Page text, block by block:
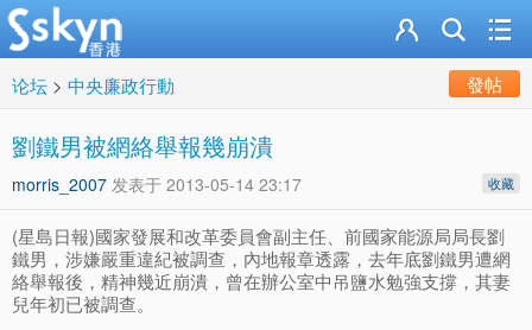
论坛 > 中央廉政行動 發帖
劉鐵男被網絡舉報幾崩潰
收藏
morris_2007 发表于 2013-05-14 23:17
(星島日報)國家發展和改革委員會副主任、前國家能源局局長劉
鐵男，涉嫌嚴重違紀被調查，內地報章透露，去年底劉鐵男遭網
絡舉報後，精神幾近崩潰，曾在辦公室中吊鹽水勉強支撐，其妻
兒年初已被調查。